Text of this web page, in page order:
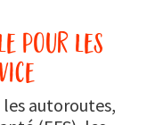
pour les
les autoroutes,